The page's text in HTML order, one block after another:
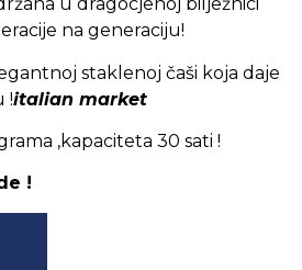
na generaciju!
staklenoj čaši koja daje
!italian market
,kapaciteta 30 sati !
!